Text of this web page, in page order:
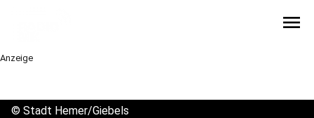
menu
Anzeige
© Stadt Hemer/Giebels